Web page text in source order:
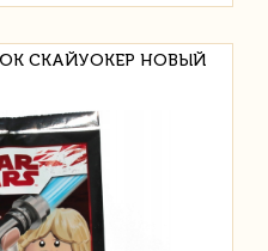
ЛЮК СКАЙУОКЕР НОВЫЙ